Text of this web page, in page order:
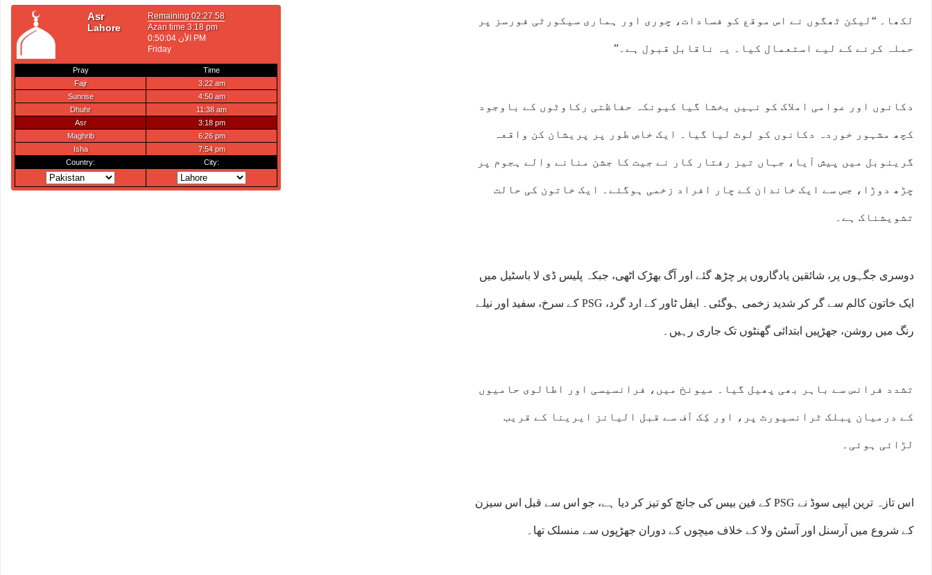
لکھا۔ “لیکن ٹھگوں نے اس موقع کو فسادات، چوری اور ہماری سیکورٹی فورسز پر
حملہ کرنے کے لیے استعمال کیا۔ یہ ناقابل قبول ہے۔”
دکانوں اور عوامی املاک کو نہیں بخشا گیا کیونکہ حفاظتی رکاوٹوں کے باوجود
کچھ مشہور خوردہ دکانوں کو لوٹ لیا گیا۔ ایک خاص طور پر پریشان کن واقعہ
گرینوبل میں پیش آیا، جہاں تیز رفتار کار نے جیت کا جشن منانے والے ہجوم پر
چڑھ دوڑا، جس سے ایک خاندان کے چار افراد زخمی ہوگئے۔ ایک خاتون کی حالت
تشویشناک ہے۔
دوسری جگہوں پر، شائقین یادگاروں پر چڑھ گئے اور آگ بھڑک اٹھی، جبکہ پلیس ڈی لا باسٹیل میں
ایک خاتون کالم سے گر کر شدید زخمی ہوگئی۔ ایفل ٹاور کے ارد گرد، PSG کے سرخ، سفید اور نیلے
رنگ میں روشن، جھڑپیں ابتدائی گھنٹوں تک جاری رہیں۔
تشدد فرانس سے باہر بھی پھیل گیا۔ میونخ میں، فرانسیسی اور اطالوی حامیوں
کے درمیان پبلک ٹرانسپورٹ پر، اور کِک آف سے قبل الیانز ایرینا کے قریب
لڑائی ہوئی۔
اس تازہ ترین ایپی سوڈ نے PSG کے فین بیس کی جانچ کو تیز کر دیا ہے، جو اس سے قبل اس سیزن
کے شروع میں آرسنل اور آسٹن ولا کے خلاف میچوں کے دوران جھڑپوں سے منسلک تھا۔